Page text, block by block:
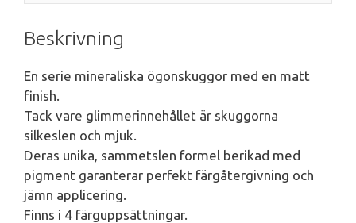
Beskrivning
En serie mineraliska ögonskuggor med en matt
finish.
Tack vare glimmerinnehållet är skuggorna
silkeslen och mjuk.
Deras unika, sammetslen formel berikad med
pigment garanterar perfekt färgåtergivning och
jämn applicering.
Finns i 4 färguppsättningar.